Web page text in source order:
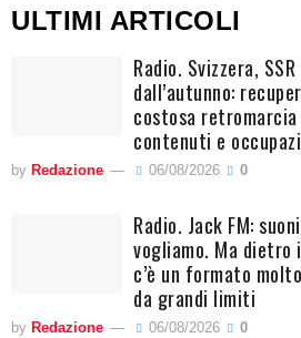
ULTIMI ARTICOLI
Radio. Svizzera,
dall’autunno:
costosa
contenuti e
by Redazione 06/08/2026 0
Radio. Jack FM:
vogliamo. Ma
c’è un formato
da grandi limiti
by Redazione 06/08/2026 0